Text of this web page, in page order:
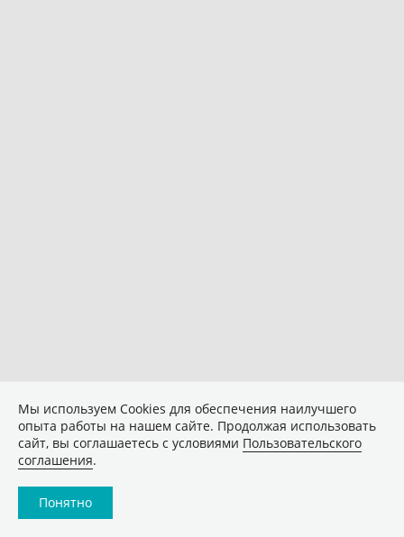
Мы используем Сookies для обеспечения наилучшего
опыта работы на нашем сайте. Продолжая использовать
сайт, вы соглашаетесь с условиями Пользовательского
соглашения.
Понятно